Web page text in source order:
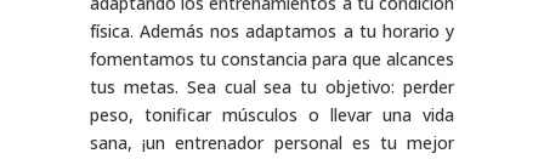
física. Además nos adaptamos a tu horario y
fomentamos tu constancia para que alcances
tus metas. Sea cual sea tu objetivo: perder
peso, tonificar músculos o llevar una vida
sana, ¡un entrenador personal es tu mejor